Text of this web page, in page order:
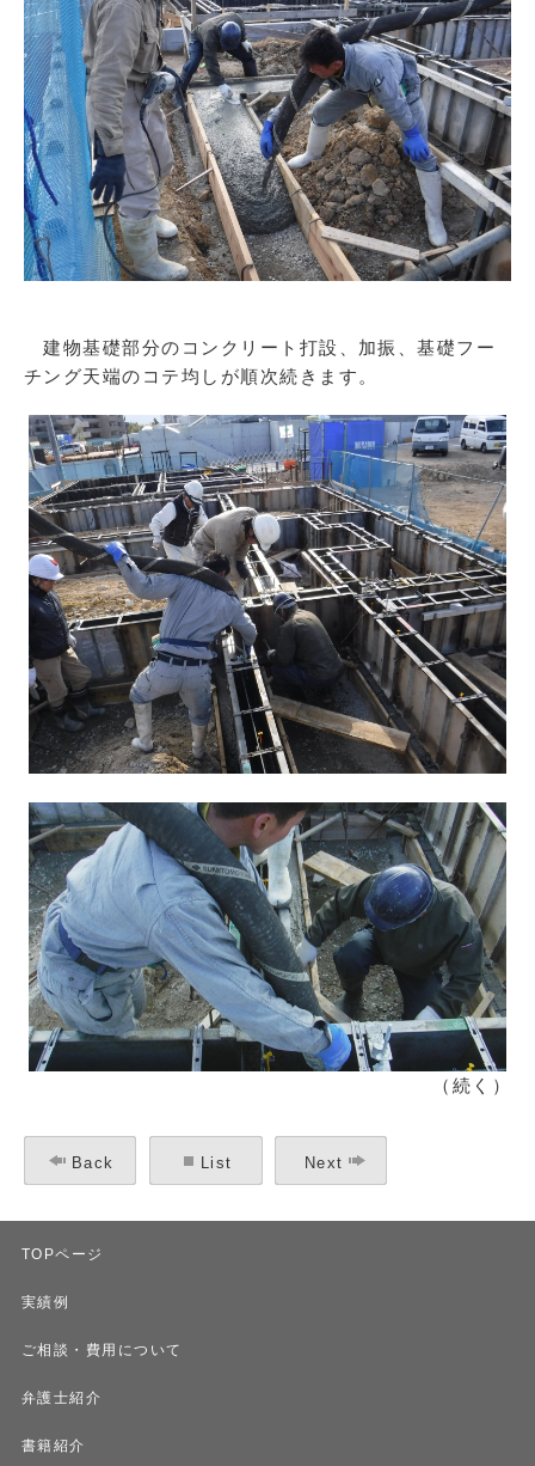
建物基礎部分のコンクリート打設、加振、基礎フー
チング天端のコテ均しが順次続きます。
（続く）
Back List Next
TOPページ
実績例
ご相談・費用について
弁護士紹介
書籍紹介